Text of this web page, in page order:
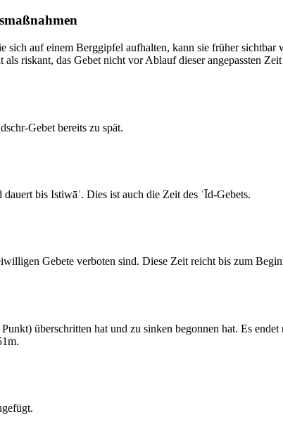
auf einem Berggipfel aufhalten, kann sie früher sichtbar
riskant, das Gebet nicht vor Ablauf dieser angepassten
Gebet bereits zu spät.
bis Istiwāʾ. Dies ist auch die Zeit des ʿĪd-Gebets.
Gebete verboten sind. Diese Zeit reicht bis zum
überschritten hat und zu sinken begonnen hat. Es